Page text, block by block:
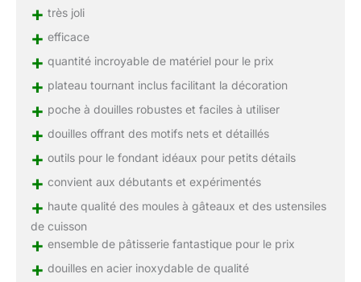
+ très joli
+ efficace
+ quantité incroyable de matériel pour le prix
+ plateau tournant inclus facilitant la décoration
+ poche à douilles robustes et faciles à utiliser
+ douilles offrant des motifs nets et détaillés
+ outils pour le fondant idéaux pour petits détails
+ convient aux débutants et expérimentés
+ haute qualité des moules à gâteaux et des ustensiles
de cuisson
+ ensemble de pâtisserie fantastique pour le prix
+ douilles en acier inoxydable de qualité